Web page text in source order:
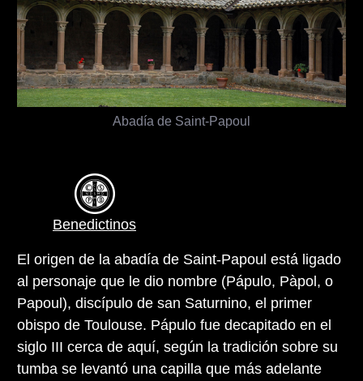
Abadía de Saint-Papoul
Benedictinos
El origen de la abadía de Saint-Papoul está ligado
al personaje que le dio nombre (Pápulo, Pàpol, o
Papoul), discípulo de san Saturnino, el primer
obispo de Toulouse. Pápulo fue decapitado en el
siglo III cerca de aquí, según la tradición sobre su
tumba se levantó una capilla que más adelante